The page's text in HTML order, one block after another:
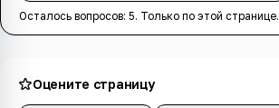
Осталось вопросов: 5. Только по этой странице.
Оцените страницу